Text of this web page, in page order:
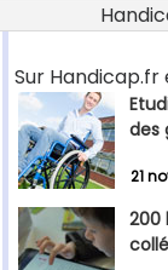
Sur Handicap.fr
des
21
200